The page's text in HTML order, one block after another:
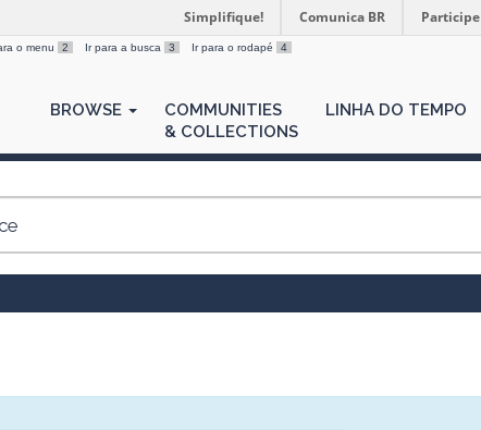
Simplifique! Comunica BR Participe
o menu 2 Ir para a busca 3 Ir para o rodapé 4
BROWSE
COMMUNITIES
& COLLECTIONS
LINHA DO TEMPO